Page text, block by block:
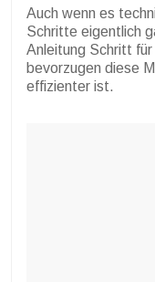
Auch wenn es
Schritte eigentlich
Anleitung Schritt
bevorzugen diese
effizienter ist.